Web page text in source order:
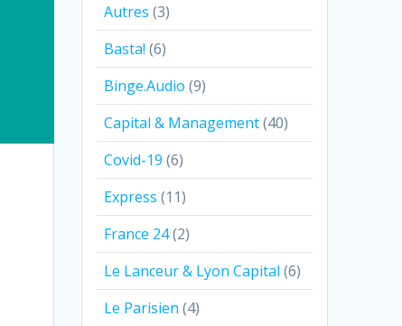
Autres (3)
Basta! (6)
Binge.Audio (9)
Capital & Management(40)
Covid-19 (6)
Express (11)
France 24(2)
Le Lanceur & Lyon Capital (6)
Le Parisien (4)